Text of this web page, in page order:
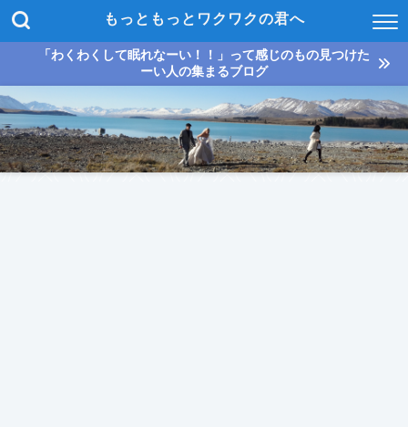
もっともっとワクワクの君へ
「わくわくして眠れなーい！！」って感じのもの見つけた
ーい人の集まるブログ